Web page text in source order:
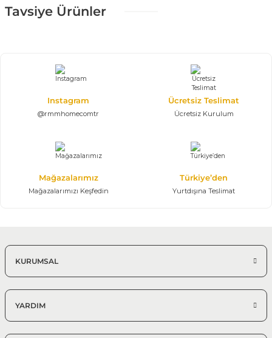
Tavsiye Ürünler
Ahşap Kaplama MDF
Magna Yemek Odası Takımı | Modern
145.361,25 TL
215.350,00 TL
Modern Yemek Odası
230.800,00 TL
Konsol, Ayna, Masa, 6 Sandalye
Modern Yemek Odası Takımı
Instagram
@rmmhomecomtr
Ücretsiz Teslimat
Ücretsiz Kurulum
Mağazalarımız
Mağazalarımızı Keşfedin
Türkiye’den
Yurtdışına Teslimat
KURUMSAL
YARDIM